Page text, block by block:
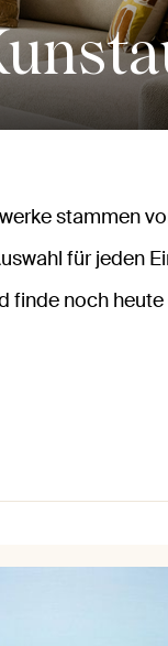
stammen
für jeden
noch